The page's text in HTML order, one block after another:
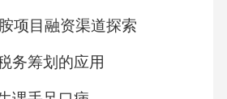
项目融资渠道探索
务筹划的应用